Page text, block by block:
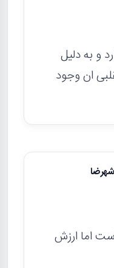
و به دلیل
ان وجود
اما ارزش